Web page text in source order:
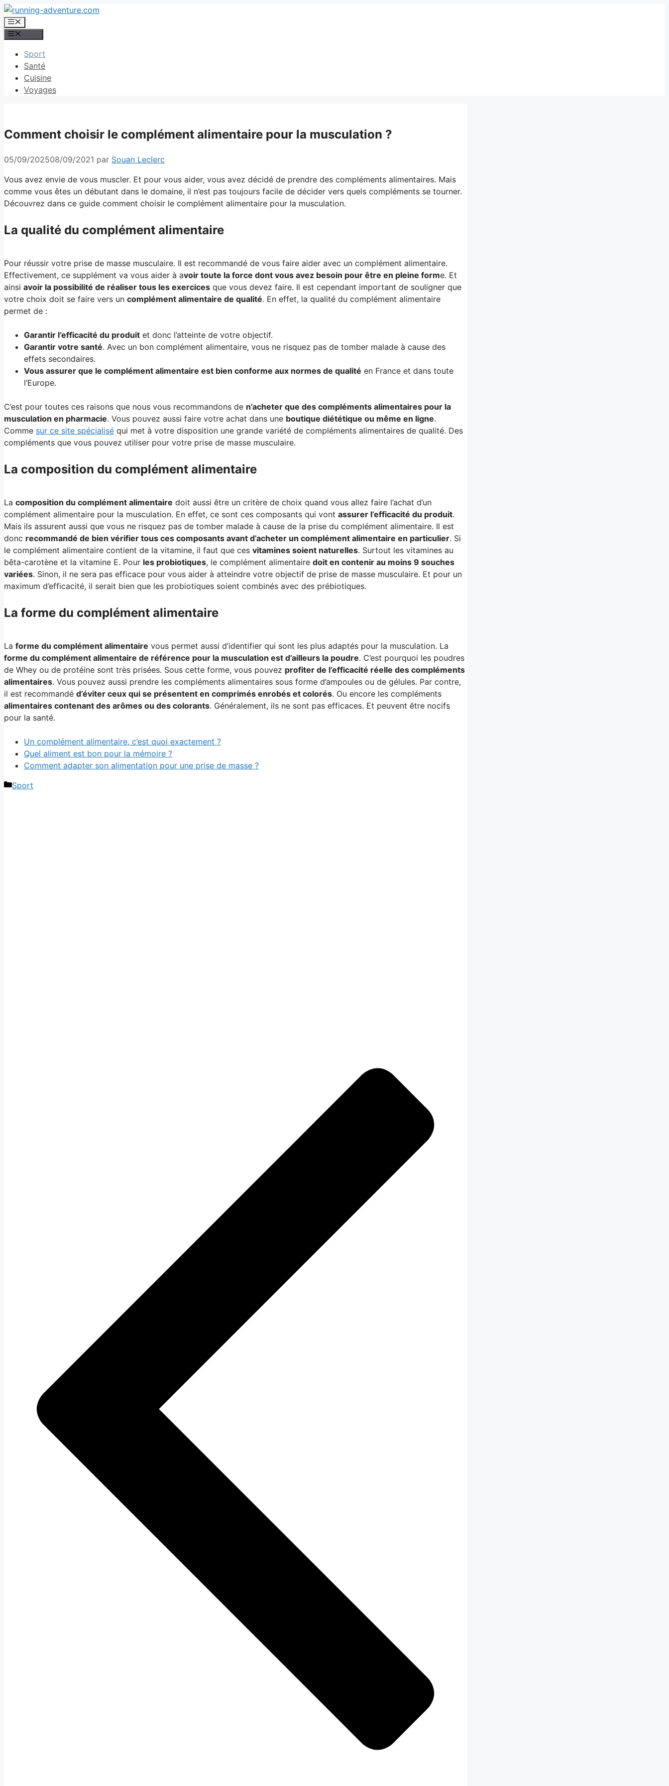
Aller
au
contenu
Menu
Sport
Santé
Cuisine
Voyages
Comment choisir le complément alimentaire pour la musculation ?
05/09/202508/09/2021 par Souan Leclerc
Vous avez envie de vous muscler. Et pour vous aider, vous avez décidé de prendre des compléments alimentaires. Mais
comme vous êtes un débutant dans le domaine, il n’est pas toujours facile de décider vers quels compléments se tourner.
Découvrez dans ce guide comment choisir le complément alimentaire pour la musculation.
La qualité du complément alimentaire
Pour réussir votre prise de masse musculaire. Il est recommandé de vous faire aider avec un complément alimentaire.
Effectivement, ce supplément va vous aider à avoir toute la force dont vous avez besoin pour être en pleine forme. Et
ainsi avoir la possibilité de réaliser tous les exercices que vous devez faire. Il est cependant important de souligner que
votre choix doit se faire vers un complément alimentaire de qualité. En effet, la qualité du complément alimentaire
permet de :
Garantir l’efficacité du produit et donc l’atteinte de votre objectif.
Garantir votre santé. Avec un bon complément alimentaire, vous ne risquez pas de tomber malade à cause des
effets secondaires.
Vous assurer que le complément alimentaire est bien conforme aux normes de qualité en France et dans toute
l’Europe.
C’est pour toutes ces raisons que nous vous recommandons de n’acheter que des compléments alimentaires pour la
musculation en pharmacie. Vous pouvez aussi faire votre achat dans une boutique diététique ou même en ligne.
Comme sur ce site spécialisé qui met à votre disposition une grande variété de compléments alimentaires de qualité. Des
compléments que vous pouvez utiliser pour votre prise de masse musculaire.
La composition du complément alimentaire
La composition du complément alimentaire doit aussi être un critère de choix quand vous allez faire l’achat d’un
complément alimentaire pour la musculation. En effet, ce sont ces composants qui vont assurer l’efficacité du produit.
Mais ils assurent aussi que vous ne risquez pas de tomber malade à cause de la prise du complément alimentaire. Il est
donc recommandé de bien vérifier tous ces composants avant d’acheter un complément alimentaire en particulier. Si
le complément alimentaire contient de la vitamine, il faut que ces vitamines soient naturelles. Surtout les vitamines au
bêta-carotène et la vitamine E. Pour les probiotiques, le complément alimentaire doit en contenir au moins 9 souches
variées. Sinon, il ne sera pas efficace pour vous aider à atteindre votre objectif de prise de masse musculaire. Et pour un
maximum d’efficacité, il serait bien que les probiotiques soient combinés avec des prébiotiques.
La forme du complément alimentaire
La forme du complément alimentaire vous permet aussi d’identifier qui sont les plus adaptés pour la musculation. La
forme du complément alimentaire de référence pour la musculation est d’ailleurs la poudre. C’est pourquoi les poudres
de Whey ou de protéine sont très prisées. Sous cette forme, vous pouvez profiter de l’efficacité réelle des compléments
alimentaires. Vous pouvez aussi prendre les compléments alimentaires sous forme d’ampoules ou de gélules. Par contre,
il est recommandé d’éviter ceux qui se présentent en comprimés enrobés et colorés. Ou encore les compléments
alimentaires contenant des arômes ou des colorants. Généralement, ils ne sont pas efficaces. Et peuvent être nocifs
pour la santé.
Un complément alimentaire, c’est quoi exactement ?
Quel aliment est bon pour la mémoire ?
Comment adapter son alimentation pour une prise de masse ?
Catégories
Sport